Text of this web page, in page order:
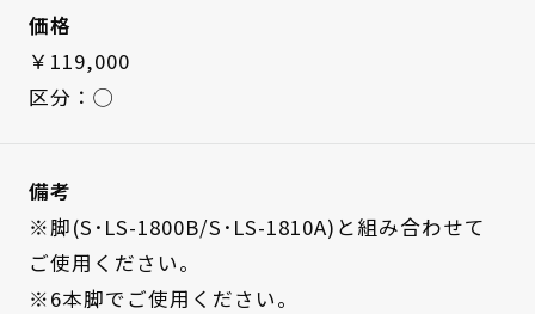
価格
￥119,000
区分：◯
備考
※脚(S･LS-1800B/S･LS-1810A)と組み合わせて
ご使用ください。
※6本脚でご使用ください。